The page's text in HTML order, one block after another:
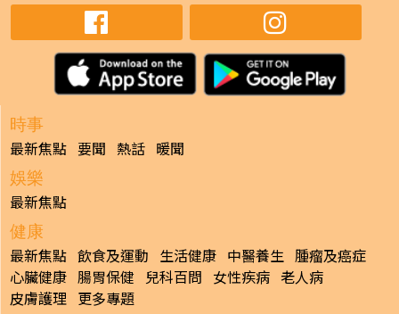
時事
最新焦點 要聞 熱話 暖聞
娛樂
最新焦點
健康
最新焦點 飲食及運動 生活健康 中醫養生 腫瘤及癌症
心臟健康 腸胃保健 兒科百問 女性疾病 老人病
皮膚護理 更多專題